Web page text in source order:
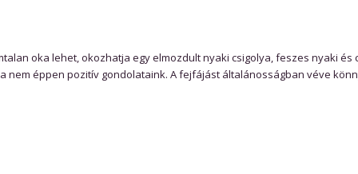
oka lehet, okozhatja egy elmozdult nyaki csigolya, feszes nyaki és
nem éppen pozitív gondolataink. A fejfájást általánosságban véve